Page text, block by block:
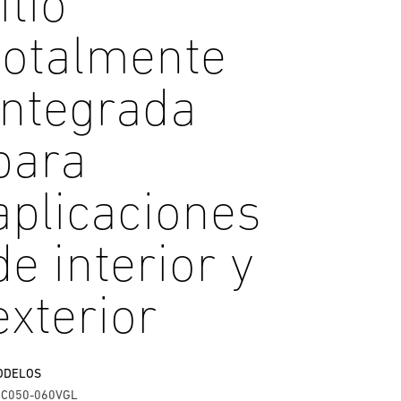
interior y
060VGL